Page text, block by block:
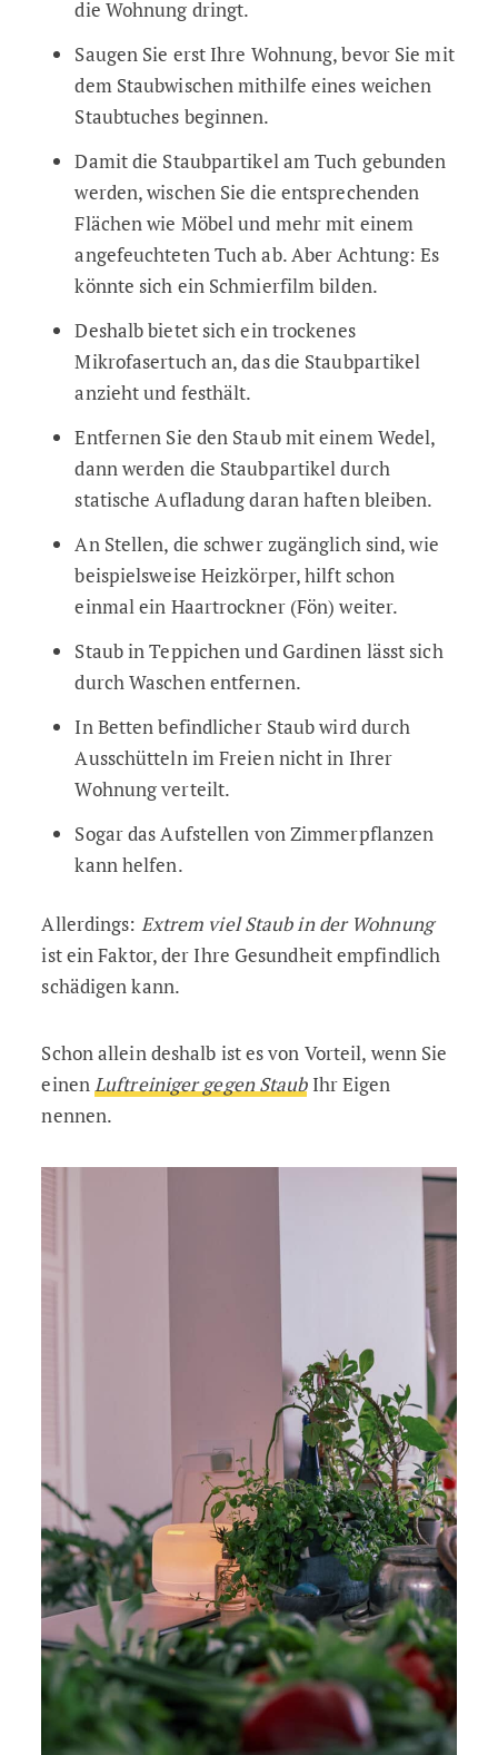
die Wohnung dringt.
Saugen Sie erst Ihre Wohnung, bevor Sie mit
dem Staubwischen mithilfe eines weichen
Staubtuches beginnen.
Damit die Staubpartikel am Tuch gebunden
werden, wischen Sie die entsprechenden
Flächen wie Möbel und mehr mit einem
angefeuchteten Tuch ab. Aber Achtung: Es
könnte sich ein Schmierfilm bilden.
Deshalb bietet sich ein trockenes
Mikrofasertuch an, das die Staubpartikel
anzieht und festhält.
Entfernen Sie den Staub mit einem Wedel,
dann werden die Staubpartikel durch
statische Aufladung daran haften bleiben.
An Stellen, die schwer zugänglich sind, wie
beispielsweise Heizkörper, hilft schon
einmal ein Haartrockner (Fön) weiter.
Staub in Teppichen und Gardinen lässt sich
durch Waschen entfernen.
In Betten befindlicher Staub wird durch
Ausschütteln im Freien nicht in Ihrer
Wohnung verteilt.
Sogar das Aufstellen von Zimmerpflanzen
kann helfen.
Allerdings: Extrem viel Staub in der Wohnung
ist ein Faktor, der Ihre Gesundheit empfindlich
schädigen kann.
Schon allein deshalb ist es von Vorteil, wenn Sie
einenLuftreiniger gegen StaubIhr Eigen
nennen.